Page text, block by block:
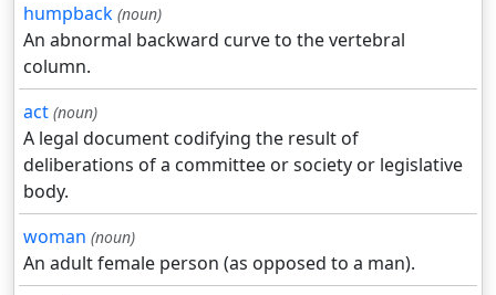
humpback (noun)
An abnormal backward curve to the vertebral
column.
act (noun)
A legal document codifying the result of
deliberations of a committee or society or legislative
body.
woman (noun)
An adult female person (as opposed to a man).